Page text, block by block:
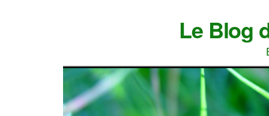
Le Blog